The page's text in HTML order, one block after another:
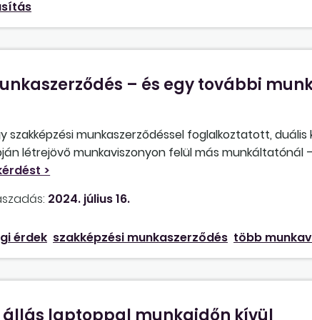
– és egy további
szakképzési munkaszerződéssel foglalkoztatott,
létrejövő munkaviszonyon felül más munkáltatónál
Ha nincs akadálya, akkor van-e bármilyen
alapján foglalkoztatja a tanulót?
2024. július 16.
érdek szakképzési munkaszerződés több
állás laptoppal munkaidőn kívül